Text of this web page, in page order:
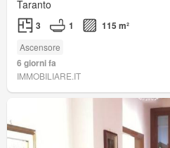
Taranto
3 1 115 m²
Ascensore
6 giorni fa
IMMOBILIARE.IT